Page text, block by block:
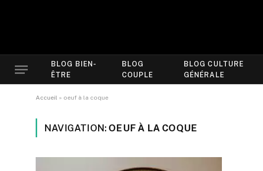
BLOG BIEN-
ÊTRE
BLOG
COUPLE
BLOG CULTURE
GÉNÉRALE
Accueil » oeuf à la coque
NAVIGATION: OEUF À LA COQUE